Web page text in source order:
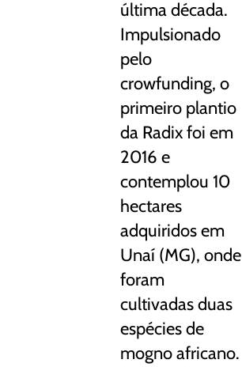
última década.
Impulsionado
pelo
crowfunding, o
primeiro plantio
da Radix foi em
2016 e
contemplou 10
hectares
adquiridos em
Unaí (MG), onde
foram
cultivadas duas
espécies de
mogno africano.